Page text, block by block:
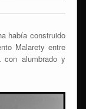
había construido
Malarety entre
con alumbrado y